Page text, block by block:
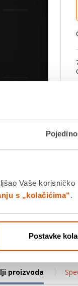
Vaše
s „kolačićima“.
Postavke
proizvoda